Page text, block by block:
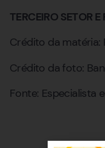
TERCEIRO SETOR
Crédito da matéria:
Crédito da foto:
Fonte: Especialista